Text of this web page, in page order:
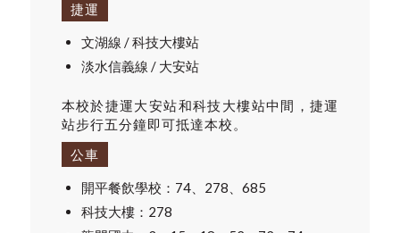
捷運
文湖線 / 科技大樓站
淡水信義線 / 大安站
本校於捷運大安站和科技大樓站中間，捷運
站步行五分鐘即可抵達本校。
公車
開平餐飲學校：74、278、685
科技大樓：278